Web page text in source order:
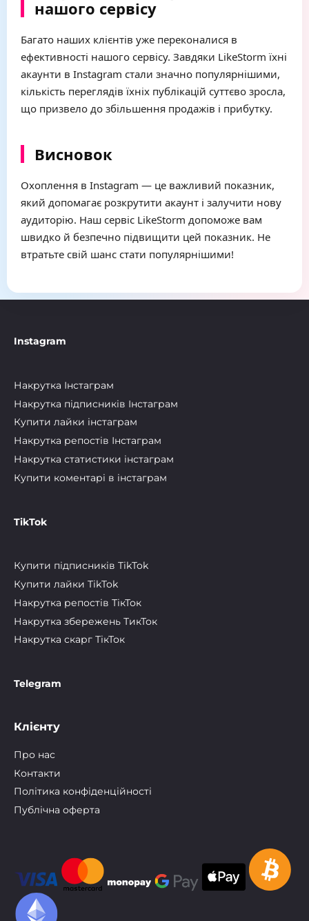
нашого сервісу
Багато наших клієнтів уже переконалися в
ефективності нашого сервісу. Завдяки LikeStorm їхні
акаунти в Instagram стали значно популярнішими,
кількість переглядів їхніх публікацій суттєво зросла,
що призвело до збільшення продажів і прибутку.
Висновок
Охоплення в Instagram — це важливий показник,
який допомагає розкрутити акаунт і залучити нову
аудиторію. Наш сервіс LikeStorm допоможе вам
швидко й безпечно підвищити цей показник. Не
втратьте свій шанс стати популярнішими!
Instagram
Накрутка Інстаграм
Накрутка підписників Інстаграм
Купити лайки інстаграм
Накрутка репостів Інстаграм
Накрутка статистики інстаграм
Купити коментарі в інстаграм
TikTok
Купити підписників TikTok
Купити лайки TikTok
Накрутка репостів ТікТок
Накрутка збережень ТикТок
Накрутка скарг ТікТок
Telegram
Клієнту
Про нас
Контакти
Політика конфіденційності
Публічна оферта